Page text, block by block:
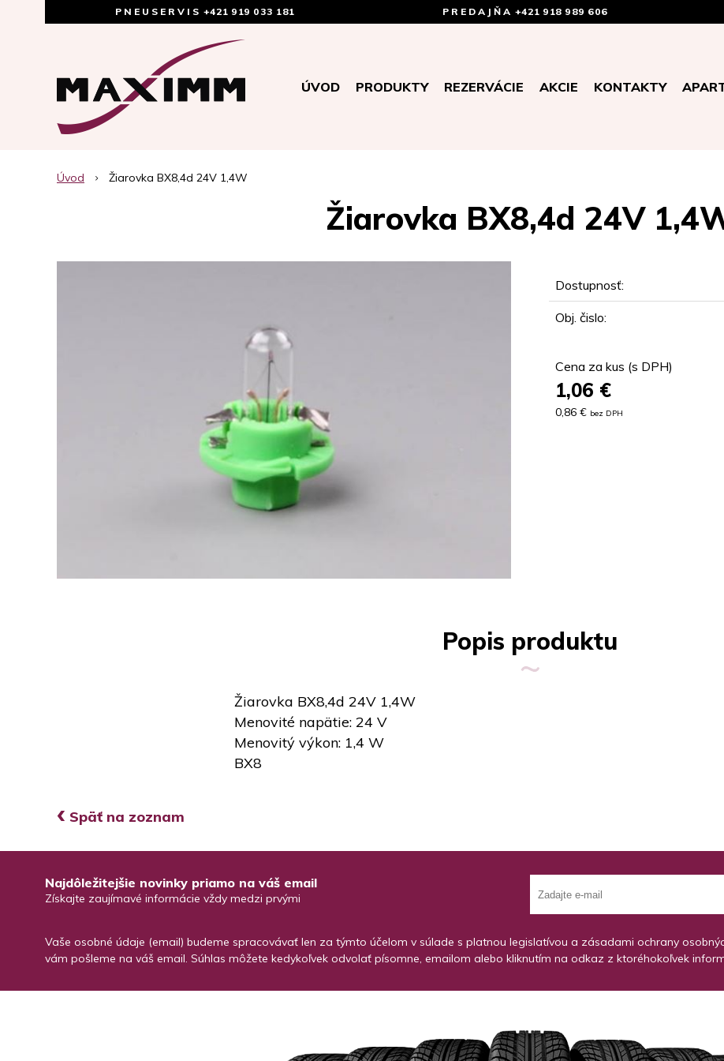
PNEUSERVIS +421 919 033 181 PREDAJŇA +421 918 989 606
ÚVOD PRODUKTY REZERVÁCIE AKCIE KONTAKTY
Úvod Žiarovka BX8,4d 24V 1,4W
Žiarovka BX8,4d 24V
Dostupnosť:
Obj. čislo:
Cena za kus (s DPH)
1,06 €
0,86 € bez DPH
Popis produktu
Žiarovka BX8,4d 24V 1,4W
Menovité napätie: 24 V
Menovitý výkon: 1,4 W
BX8
‹ Späť na zoznam
Najdôležitejšie novinky priamo na váš email
Získajte zaujímavé informácie vždy medzi prvými
Vaše osobné údaje (email) budeme spracovávať len za týmto účelom v súlade s platnou legislatívou a zásadami ochrany
vám pošleme na váš email. Súhlas môžete kedykoľvek odvolať písomne, emailom alebo kliknutím na odkaz z ktoréhokoľvek